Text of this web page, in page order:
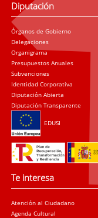
Diputación
Órganos de Gobierno
Delegaciones
Organigrama
Presupuestos Anuales
Subvenciones
Identidad Corporativa
Diputación Abierta
Diputación Transparente
EDUSI
Te interesa
Atención al Ciudadano
Agenda Cultural